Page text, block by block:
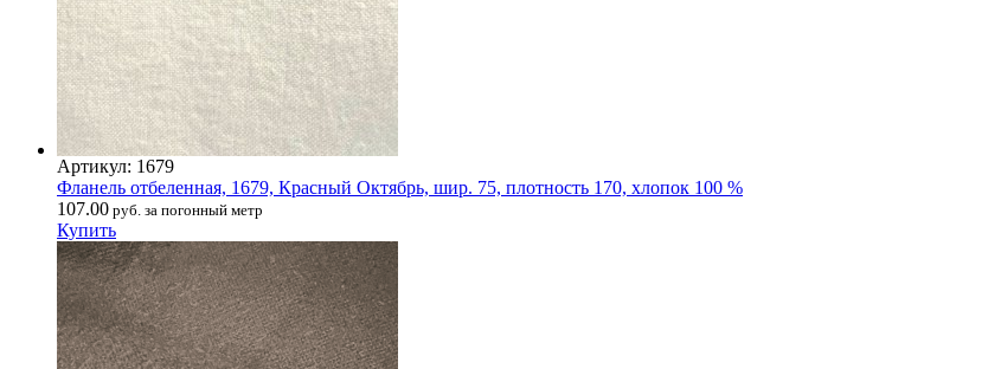
Артикул: 1679
Фланель отбеленная, 1679, Красный Октябрь, шир. 75, плотность 170, хлопок 100 %
107.00 руб. за погонный метр
Купить